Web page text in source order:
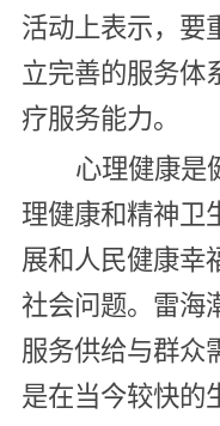
活动上表示，要
立完善的服务体
疗服务能力。
心理健康是
理健康和精神卫
展和人民健康幸
社会问题。雷海
服务供给与群众
是在当今较快的